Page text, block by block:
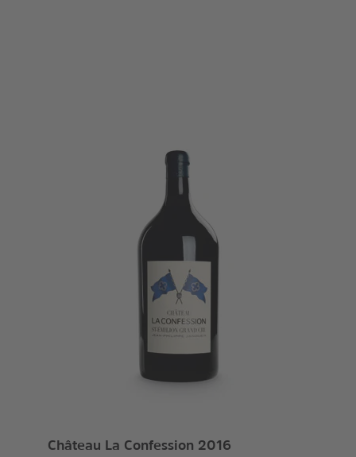
Château La Confession 2016